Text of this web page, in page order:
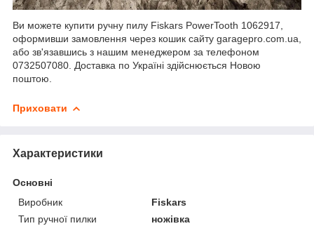
Ви можете купити ручну пилу Fiskars PowerTooth 1062917,
оформивши замовлення через кошик сайту garagepro.com.ua,
або зв'язавшись з нашим менеджером за телефоном
0732507080. Доставка по Україні здійснюється Новою
поштою.
Приховати
Характеристики
Основні
Виробник
Fiskars
Тип ручної пилки
ножівка